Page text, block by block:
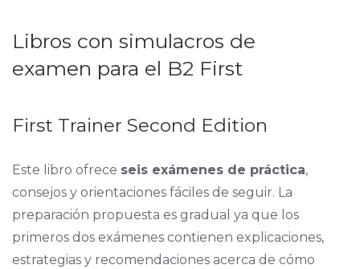
Libros con simulacros de
examen para el B2 First
First Trainer Second Edition
Este libro ofrece seis exámenes de práctica,
consejos y orientaciones fáciles de seguir. La
preparación propuesta es gradual ya que los
primeros dos exámenes contienen explicaciones,
estrategias y recomendaciones acerca de cómo